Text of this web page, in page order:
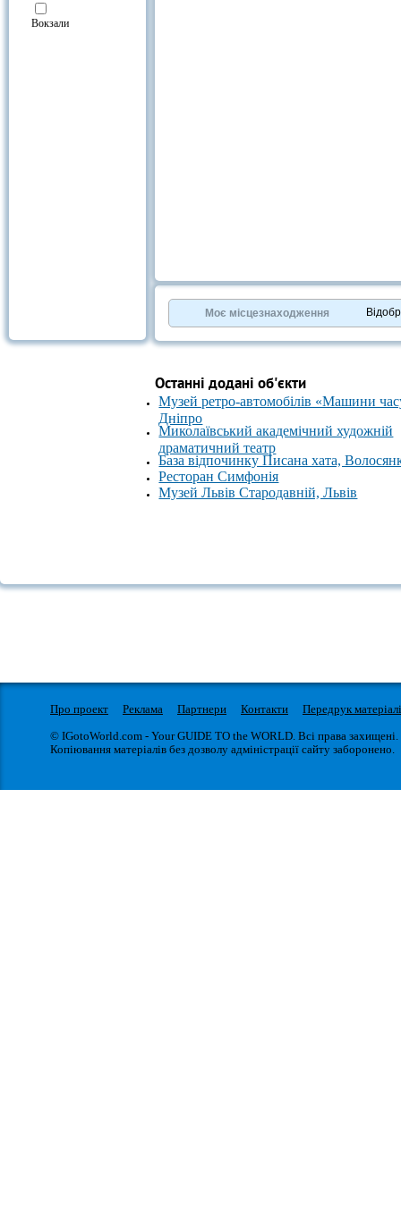
Вокзали
Моє місцезнаходження
Останні додані об'єкти
Музей ретро-автомобілів «Машини
Дніпро
Миколаївський академічний художній
драматичний театр
База відпочинку Писана хата,
Ресторан Симфонія
Музей Львів Стародавній, Львів
Про проект Реклама Партнери Контакти
Передрук
© IGotoWorld.com - Your GUIDE TO the WORLD. Всі права захищені.
Копіювання матеріалів без дозволу адміністрації сайту заборонено.